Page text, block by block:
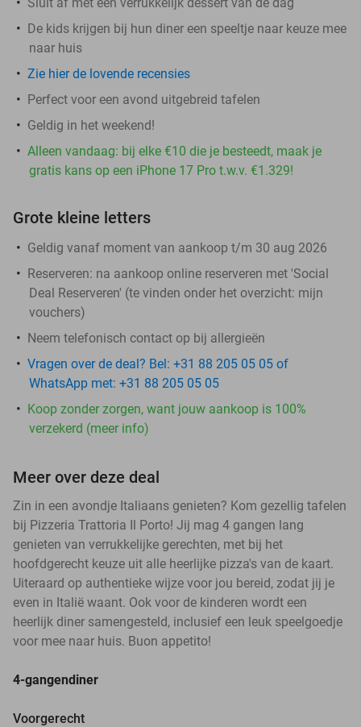
De kids krijgen bij hun diner een speeltje naar keuze mee
naar huis
Zie hier de lovende recensies
Perfect voor een avond uitgebreid tafelen
Geldig in het weekend!
Alleen vandaag: bij elke €10 die je besteedt, maak je
gratis kans op een iPhone 17 Pro t.w.v. €1.329!
Grote kleine letters
Geldig vanaf moment van aankoop t/m 30 aug 2026
Reserveren: na aankoop online reserveren met 'Social
Deal Reserveren' (te vinden onder het overzicht: mijn
vouchers)
Neem telefonisch contact op bij allergieën
Vragen over de deal? Bel: +31 88 205 05 05 of
WhatsApp met: +31 88 205 05 05
Koop zonder zorgen, want jouw aankoop is 100%
verzekerd (meer info)
Meer over deze deal
Zin in een avondje Italiaans genieten? Kom gezellig tafelen
bij Pizzeria Trattoria Il Porto! Jij mag 4 gangen lang
genieten van verrukkelijke gerechten, met bij het
hoofdgerecht keuze uit alle heerlijke pizza's van de kaart.
Uiteraard op authentieke wijze voor jou bereid, zodat jij je
even in Italië waant. Ook voor de kinderen wordt een
heerlijk diner samengesteld, inclusief een leuk speelgoedje
voor mee naar huis. Buon appetito!
4-gangendiner
Voorgerecht